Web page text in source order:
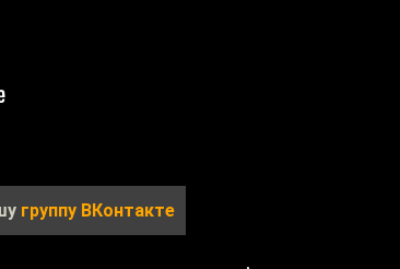
группу ВКонтакте